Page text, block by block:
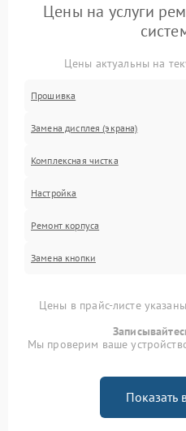
Цены на услуги
Цены актуальны на
Прошивка
Замена дисплея (экрана)
Комплексная чистка
Настройка
Ремонт корпуса
Замена кнопки
Цены в прайс-листе
Мы проверим ваше
Показать